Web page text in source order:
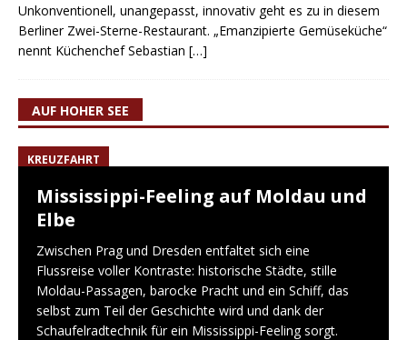
Unkonventionell, unangepasst, innovativ geht es zu in diesem
Berliner Zwei-Sterne-Restaurant. „Emanzipierte Gemüseküche“
nennt Küchenchef Sebastian […]
AUF HOHER SEE
KREUZFAHRT
Mississippi-Feeling auf Moldau und
Elbe
Zwischen Prag und Dresden entfaltet sich eine
Flussreise voller Kontraste: historische Städte, stille
Moldau-Passagen, barocke Pracht und ein Schiff, das
selbst zum Teil der Geschichte wird und dank der
Schaufelradtechnik für ein Mississippi-Feeling sorgt.